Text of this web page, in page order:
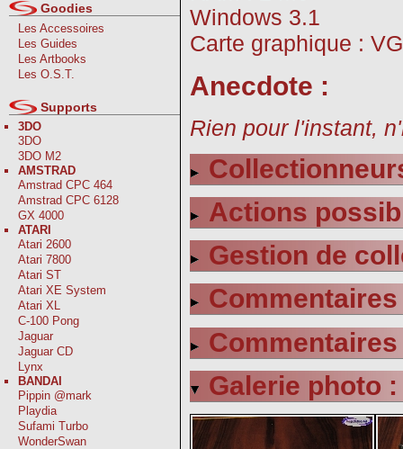
Goodies
Les Accessoires
Les Guides
Les Artbooks
Les O.S.T.
Supports
3DO
3DO
3DO M2
AMSTRAD
Amstrad CPC 464
Amstrad CPC 6128
GX 4000
ATARI
Atari 2600
Atari 7800
Atari ST
Atari XE System
Atari XL
C-100 Pong
Jaguar
Jaguar CD
Lynx
BANDAI
Pippin @mark
Playdia
Sufami Turbo
WonderSwan
Windows 3.1
Carte graphique :
Anecdote :
Rien pour l'instant,
Actions
Gestion de
Galerie photo :